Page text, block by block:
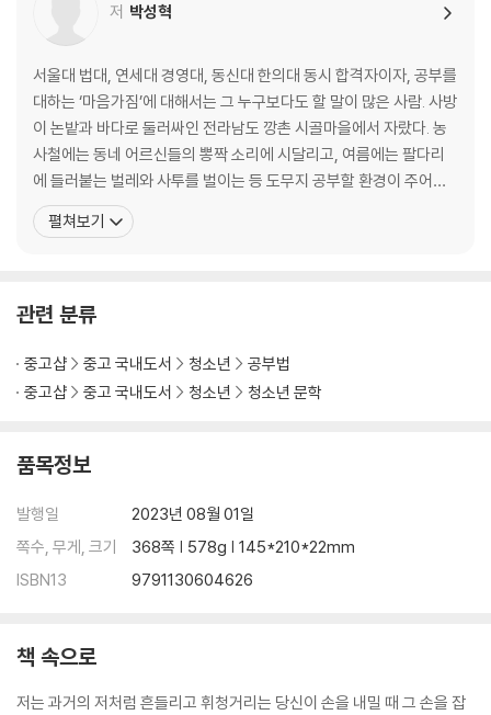
98.4%의 중·고등학교 학생들이 “공부하고 싶어졌다”라고 응답한 것처럼
이 책의 효과는 실로 놀랍다. “별점 1개를 주고 싶다. 내 아이 말고 아무도
읽지 못하도록”이라고 말한 어느 학부모의 말처럼 이미 발 빠른 부모들은
비밀스럽게 이 책을 아이 책상 위에 슬며시 놓아두고 있다. 당신의 아이는
지금 즐겁게 공부하고 있는가, 아니면 억지로 공부하고 있는가? 한 가지
확실한 사실은 ‘오늘 바로 읽힐수록 아이의 인생이 한 걸음 더 빨리 달라진
다는 것’이다.
PART 2
마음을 다지는 순간, 공부는 재미있어진다
02 내 인생은 오직 한 번뿐이기 때문에
_공부하지 않기에는 내 인생에게 미안하니까
_공부는 내 마음을 한 뼘씩 성장시킨다
_꿈, 목표, 그리고 욕망은 각각 다르다
Beyond Story ‘뿌리의 시절’을 기꺼이 받아들이는 사람
_내 결심이 ‘작심3일’이었던 이유
_너 진짜 이러고 있을 때가 아니다
_나 자신을 속이지 않는 사람
04 공부는 나를 영혼이 강한 사람으로 단련시킨다
_모든 과목에는 다 배울 만한 이유가 있다
_나는 강하고 단단한 사람이다
_마음을 다지기 좋은 날
05 고생 좀 하기로 마음먹는 순간, 모든 것이 달라진다
_잘하기 전까지는 좀처럼 재미가 없는 법이다
저 박성혁
서울대 법대, 연세대 경영대, 동신대 한의대 동시 합격자이자, 공부를
대하는 ‘마음가짐’에 대해서는 그 누구보다도 할 말이 많은 사람. 사방
이 논밭과 바다로 둘러싸인 전라남도 깡촌 시골마을에서 자랐다. 농
사철에는 동네 어르신들의 뽕짝 소리에 시달리고, 여름에는 팔다리
에 들러붙는 벌레와 사투를 벌이는 등 도무지 공부할 환경이 주어지
지 않았다. 설상가상으로 중학교 시절을 온갖 ‘잉여짓’으로 날려버린
탓에 초등학생용 문제집을 사서 푸는 굴욕을 맛보았고, 그 덕에 눈물
펼쳐보기
관련 분류
중고샵 중고 국내도서 청소년
공부법
중고샵
중고 국내도서 청소년 청소년 문학
품목정보
발행일
2023년 08월 01일
쪽수, 무게, 크기
368쪽 | 578g | 145*210*22mm
ISBN13
9791130604626
책 속으로
저는 과거의 저처럼 흔들리고 휘청거리는 당신이 손을 내밀 때 그 손을 잡